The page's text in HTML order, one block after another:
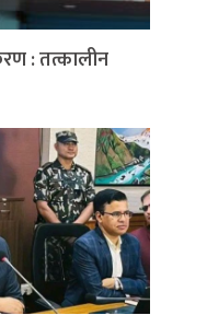
: तत्कालीन